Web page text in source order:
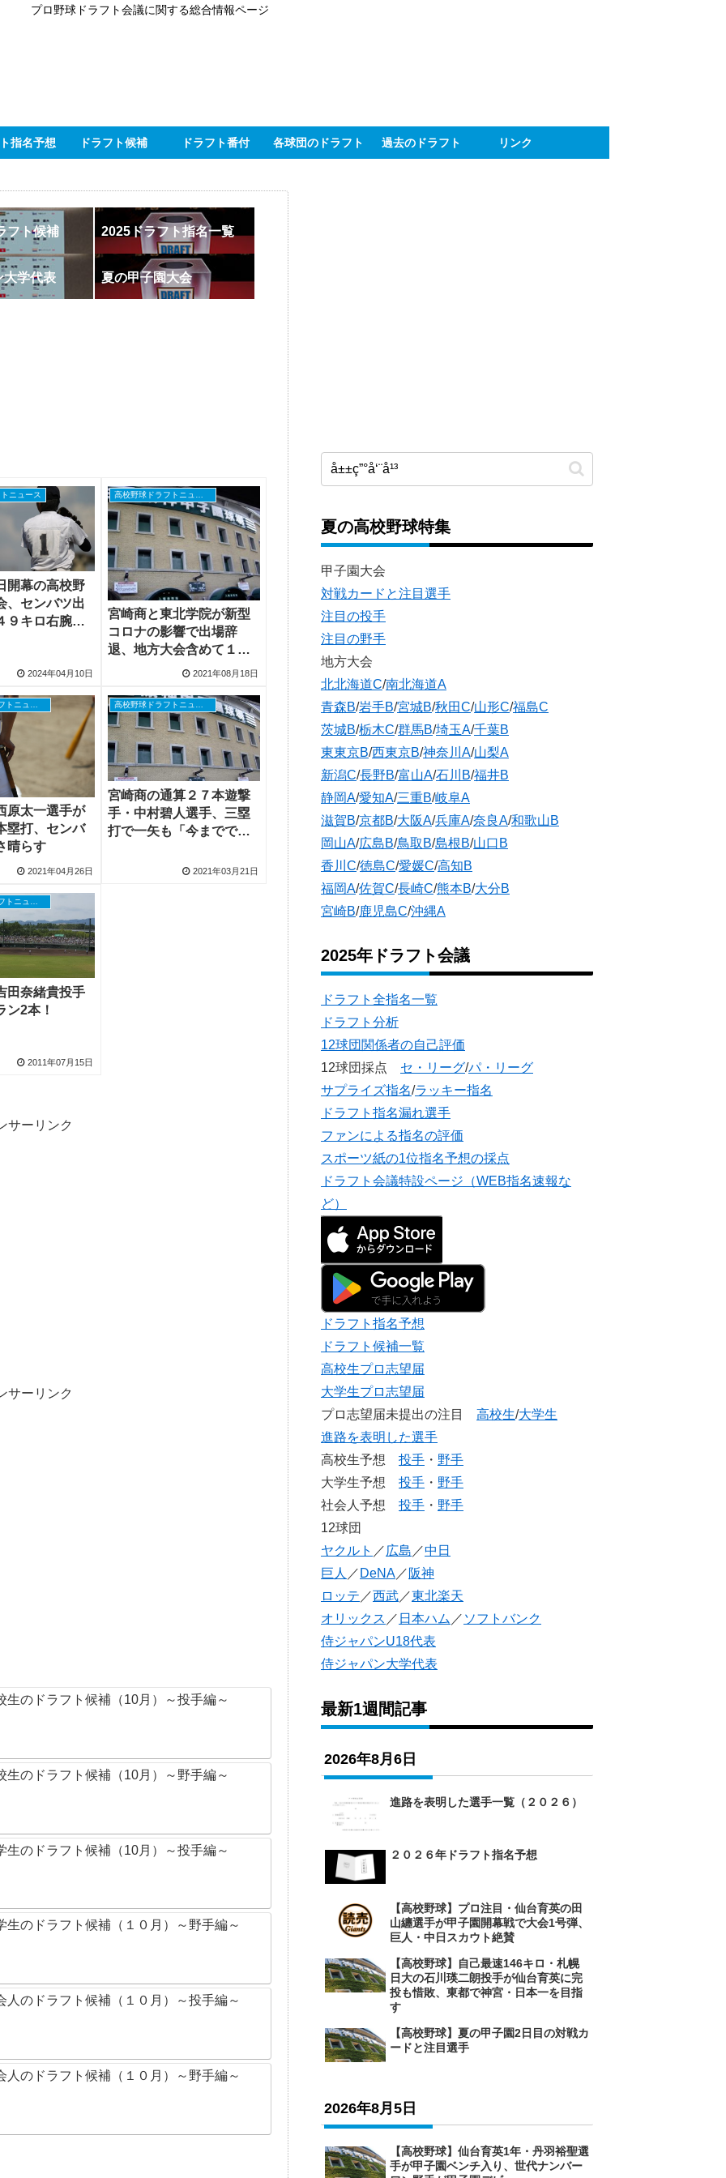
プロ野球ドラフト会議に関する総合情報ページ
指名予想 ドラフト候補 ドラフト番付 各球団のドラフト 過去のドラフト リンク
フト候補 2025ドラフト指名一覧
大学代表 夏の甲子園大会
ニュース
開幕の高校野
、センバツ出
９キロ右腕や
2024年04月10日
宮崎商と東北学院が新型
コロナの影響で出場辞
退、地方大会含めて１１
校が出場辞退
2021年08月18日
原太一選手が
塁打、センバ
晴らす
2021年04月26日
宮崎商の通算２７本遊撃
手・中村碧人選手、三塁
打で一矢も「今までで一
2021年03月21日
田奈緒貴投手
ン2本！
2011年07月15日
サーリンク
サーリンク
生のドラフト候補（10月）～投手編～
生のドラフト候補（10月）～野手編～
生のドラフト候補（10月）～投手編～
生のドラフト候補（１０月）～野手編～
人のドラフト候補（１０月）～投手編～
人のドラフト候補（１０月）～野手編～
夏の高校野球特集
甲子園大会
対戦カードと注目選手
注目の投手
注目の野手
地方大会
北北海道C/南北海道A
青森B/岩手B/宮城B/秋田C/山形C/福島C
茨城B/栃木C/群馬B/埼玉A/千葉B
東東京B/西東京B/神奈川A/山梨A
新潟C/長野B/富山A/石川B/福井B
静岡A/愛知A/三重B/岐阜A
滋賀B/京都B/大阪A/兵庫A/奈良A/和歌山B
岡山A/広島B/鳥取B/島根B/山口B
香川C/徳島C/愛媛C/高知B
福岡A/佐賀C/長崎C/熊本B/大分B
宮崎B/鹿児島C/沖縄A
2025年ドラフト会議
ドラフト全指名一覧
ドラフト分析
12球団関係者の自己評価
12球団採点 セ・リーグ/パ・リーグ
サプライズ指名/ラッキー指名
ドラフト指名漏れ選手
ファンによる指名の評価
スポーツ紙の1位指名予想の採点
ドラフト会議特設ページ（WEB指名速報な
ど）
ドラフト指名予想
ドラフト候補一覧
高校生プロ志望届
大学生プロ志望届
プロ志望届未提出の注目 高校生/大学生
進路を表明した選手
高校生予想 投手 ・ 野手
大学生予想 投手 ・ 野手
社会人予想 投手 ・ 野手
12球団
ヤクルト ／ 広島 ／中日
巨人 ／ DeNA ／ 阪神
ロッテ ／西武 ／東北楽天
オリックス ／ 日本ハム ／ ソフトバンク
侍ジャパンU18代表
侍ジャパン大学代表
最新1週間記事
2026年8月6日
進路を表明した選手一覧（２０２６）
２０２６年ドラフト指名予想
【高校野球】プロ注目・仙台育英の田
山纏選手が甲子園開幕戦で大会1号弾、
巨人・中日スカウト絶賛
【高校野球】自己最速146キロ・札幌
日大の石川瑛二朗投手が仙台育英に完
投も惜敗、東都で神宮・日本一を目指
す
【高校野球】夏の甲子園2日目の対戦カ
ードと注目選手
2026年8月5日
【高校野球】仙台育英1年・丹羽裕聖選
手が甲子園ベンチ入り、世代ナンバー